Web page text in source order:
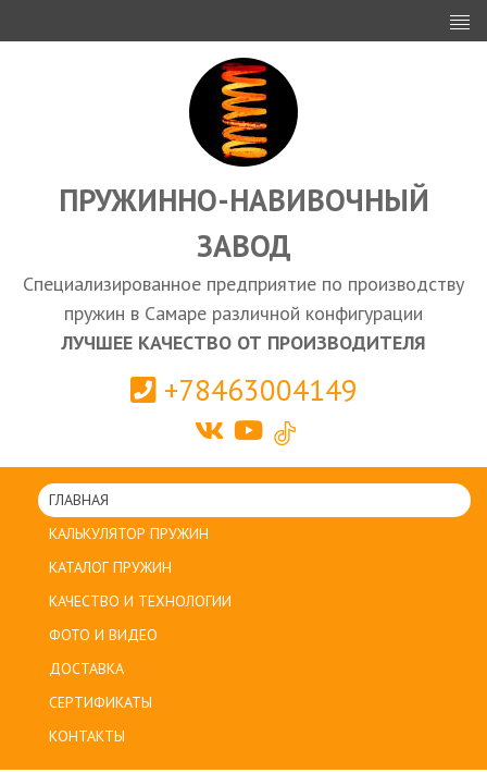
ИНВЕСТОРАМ
ПРОЕКТИРОВАНИЕ
ЭКСПОРТ
ЗАКУПКИ
КАЛЬКУЛЯТОР ПРУЖИН
Самара
ПРУЖИННО-НАВИВОЧНЫЙ
ЗАВОД
Специализированное предприятие по производству
пружин в Самаре различной конфигурации
ЛУЧШЕЕ КАЧЕСТВО ОТ ПРОИЗВОДИТЕЛЯ
+78463004149
ГЛАВНАЯ
КАЛЬКУЛЯТОР ПРУЖИН
КАТАЛОГ ПРУЖИН
КАЧЕСТВО И ТЕХНОЛОГИИ
ФОТО И ВИДЕО
ДОСТАВКА
СЕРТИФИКАТЫ
КОНТАКТЫ